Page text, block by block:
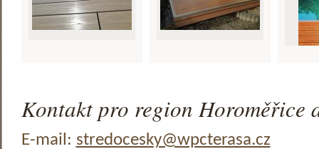
Kontakt pro region Horoměřice
E-mail: stredocesky@wpcterasa.cz